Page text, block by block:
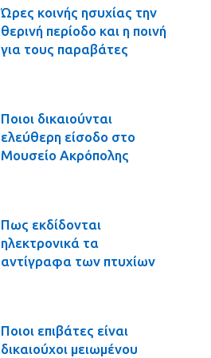
Ώρες κοινής ησυχίας την
θερινή περίοδο και η ποινή
για τους παραβάτες
Ποιοι δικαιούνται
ελεύθερη είσοδο στο
Μουσείο Ακρόπολης
Πως εκδίδονται
ηλεκτρονικά τα
αντίγραφα των πτυχίων
Ποιοι επιβάτες είναι
δικαιούχοι μειωμένου